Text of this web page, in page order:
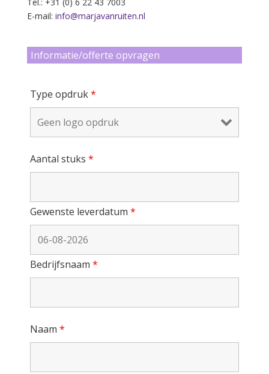
E-mail: info@marjavanruiten.nl
Informatie/offerte opvragen
Type opdruk*
Aantal stuks *
Gewenste leverdatum *
Bedrijfsnaam *
Naam *